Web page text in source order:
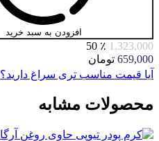
افزودن به سبد خرید
1,323,000 ٪ 50
659,000 تومان
آیا قیمت مناسب تری سراغ دارید؟
محصولات مشابه